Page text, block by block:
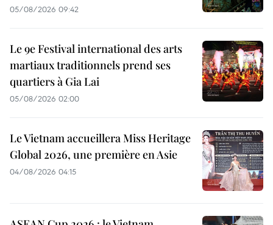
05/08/2026 09:42
Le 9e Festival international des arts
martiaux traditionnels prend ses
quartiers à Gia Lai
05/08/2026 02:00
Le Vietnam accueillera Miss Heritage
Global 2026, une première en Asie
04/08/2026 04:15